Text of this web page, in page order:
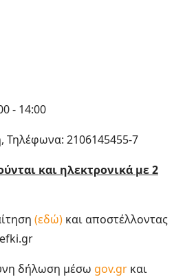
- 14:00
Τηλέφωνα: 2106145455-7
και ηλεκτρονικά με 2
(εδώ) και αποστέλλοντας
δήλωση μέσω gov.gr και